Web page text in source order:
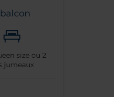
size ou 2
jumeaux